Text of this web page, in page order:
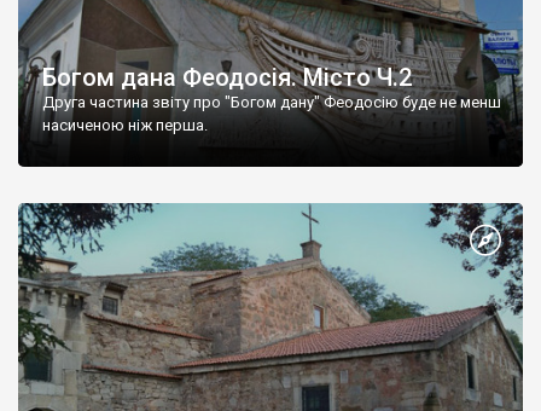
Богом дана Феодосія. Місто Ч.2
Друга частина звіту про "Богом дану" Феодосію буде не менш
насиченою ніж перша.